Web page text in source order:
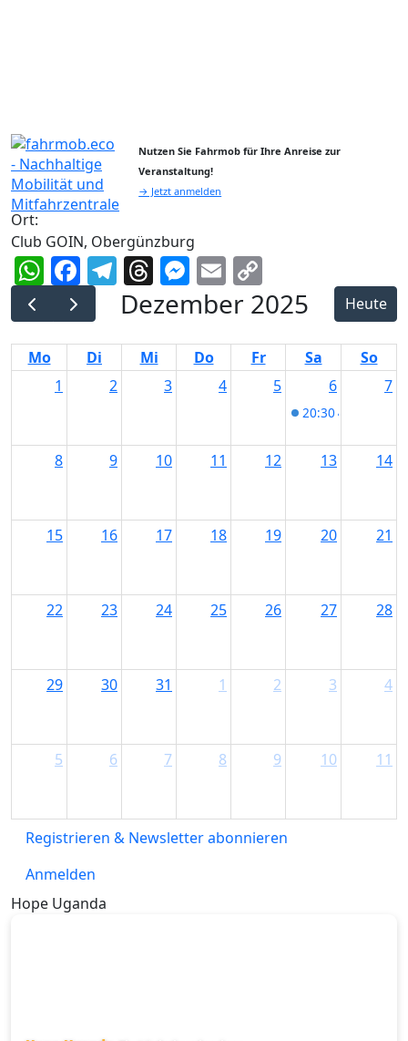
Nutzen Sie Fahrmob für Ihre Anreise zur
Veranstaltung!
→ Jetzt anmelden
Ort:
Club GOIN, Obergünzburg
WhatsApp
Facebook
Telegram
Threads
Messenger
Email
Link
Dezember 2025 Heute
Mo Di Mi Do Fr Sa
So
1
2 3 4 5 6
20:30 40
7
8 9 10 11 12 13 14
15 16 17 18 19 20 21
22 23 24 25 26 27 28
29 30 31 1 2 3 4
5 6 7 8 9 10 11
Registrieren & Newsletter abonnieren
Anmelden
Hope Uganda